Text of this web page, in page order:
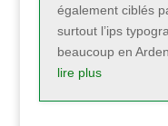
également ciblés
surtout l’ips
beaucoup en
lire plus